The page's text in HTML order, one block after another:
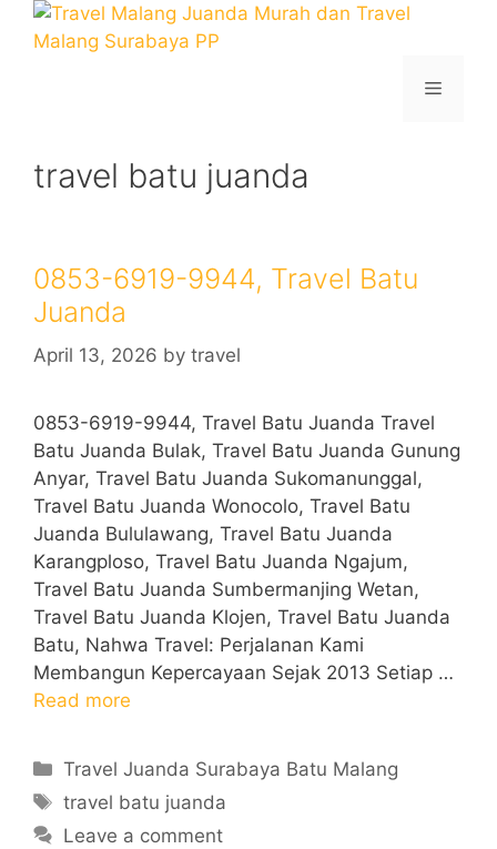
Skip
Menu
travel batu juanda
0853-6919-9944, Travel Batu
Juanda
April 13, 2026 by travel
0853-6919-9944, Travel Batu Juanda Travel
Batu Juanda Bulak, Travel Batu Juanda Gunung
Anyar, Travel Batu Juanda Sukomanunggal,
Travel Batu Juanda Wonocolo, Travel Batu
Juanda Bululawang, Travel Batu Juanda
Karangploso, Travel Batu Juanda Ngajum,
Travel Batu Juanda Sumbermanjing Wetan,
Travel Batu Juanda Klojen, Travel Batu Juanda
Batu, Nahwa Travel: Perjalanan Kami
Membangun Kepercayaan Sejak 2013 Setiap …
Read more
Categories
Travel Juanda Surabaya Batu Malang
Tags
travel batu juanda
Leave a comment